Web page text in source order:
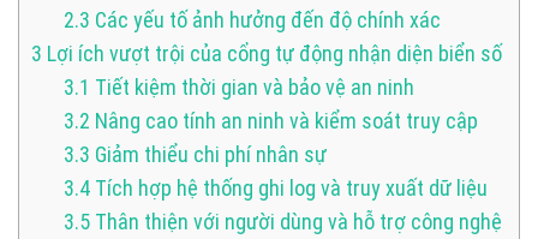
2.3 Các yếu tố ảnh hưởng đến độ chính xác
3 Lợi ích vượt trội của cổng tự động nhận diện biển số
3.1 Tiết kiệm thời gian và bảo vệ an ninh
3.2 Nâng cao tính an ninh và kiểm soát truy cập
3.3 Giảm thiểu chi phí nhân sự
3.4 Tích hợp hệ thống ghi log và truy xuất dữ liệu
3.5 Thân thiện với người dùng và hỗ trợ công nghệ